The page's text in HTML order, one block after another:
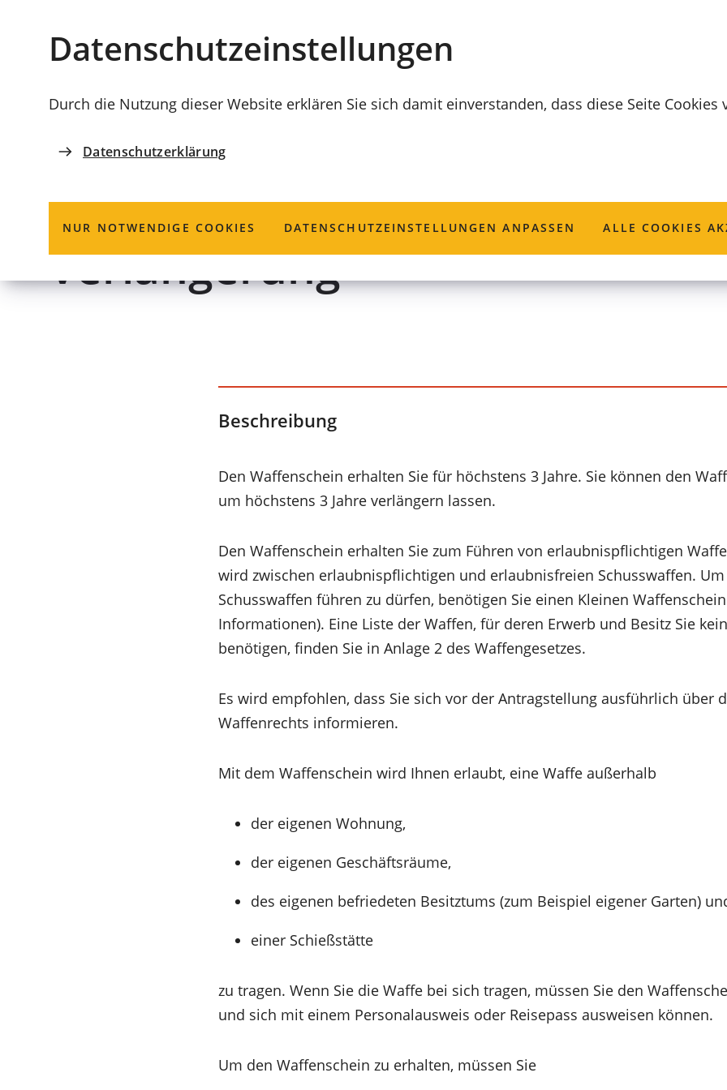
Datenschutz­einstellungen
Durch die Nutzung dieser Website erklären Sie sich damit einverstanden, dass diese Seite Cookies
Datenschutzerklärung
NUR NOTWENDIGE COOKIES DATENSCHUTZ­EINSTELLUNGEN ANPASSEN ALLE COOKIES
Coburg
ORDNUNGSAMT
Waffenschein; Beantragung
Verlängerung
Beschreibung
Den Waffenschein erhalten Sie für höchstens 3 Jahre. Sie können den
um höchstens 3 Jahre verlängern lassen.
Den Waffenschein erhalten Sie zum Führen von erlaubnispflichtigen
wird zwischen erlaubnispflichtigen und erlaubnisfreien Schusswaffen.
Schusswaffen führen zu dürfen, benötigen Sie einen Kleinen
Informationen). Eine Liste der Waffen, für deren Erwerb und Besitz Sie
benötigen, finden Sie in Anlage 2 des Waffengesetzes.
Es wird empfohlen, dass Sie sich vor der Antragstellung ausführlich über
Waffenrechts informieren.
Mit dem Waffenschein wird Ihnen erlaubt, eine Waffe außerhalb
der eigenen Wohnung,
der eigenen Geschäftsräume,
des eigenen befriedeten Besitztums (zum Beispiel eigener Garten)
einer Schießstätte
zu tragen. Wenn Sie die Waffe bei sich tragen, müssen Sie den
und sich mit einem Personalausweis oder Reisepass ausweisen können.
Um den Waffenschein zu erhalten, müssen Sie